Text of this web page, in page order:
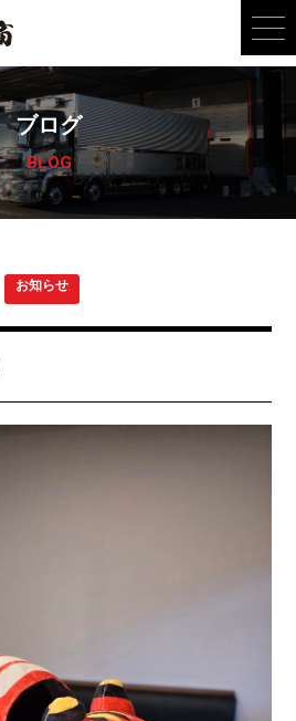
ブログ
BLOG
お知らせ